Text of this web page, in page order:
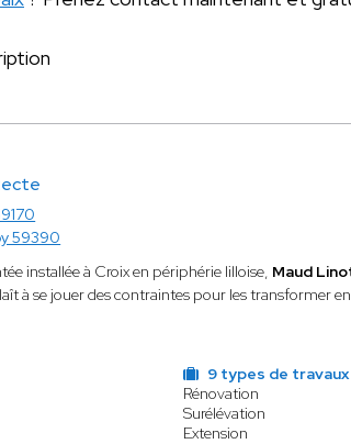
59390
installée à Croix en périphérie lilloise, Maud
à se jouer des contraintes pour les transformer
9 types de travaux
Rénovation
Surélévation
Extension